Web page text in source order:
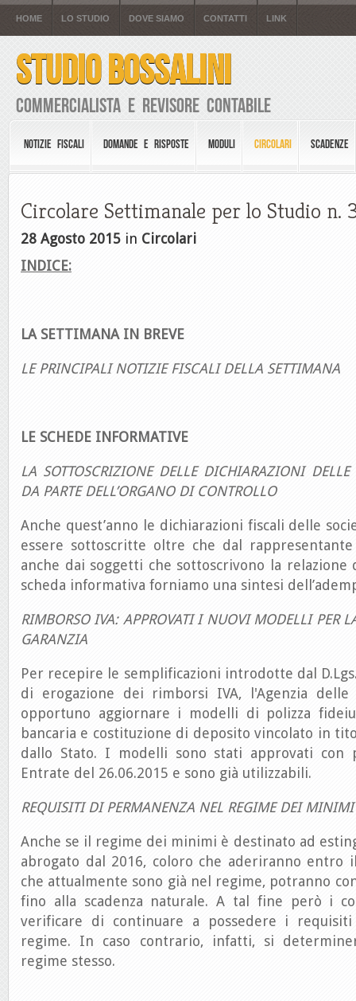
HOME LO STUDIO DOVE SIAMO CONTATTI LINK
STUDIO BOSSALINI
Commercialista e Revisore Contabile
NOTIZIE FISCALI DOMANDE E RISPOSTE MODULI CIRCOLARI SCADENZE
Circolare Settimanale per lo Studio n.
28 Agosto 2015 in Circolari
INDICE:
LA SETTIMANA IN BREVE
LE PRINCIPALI NOTIZIE FISCALI DELLA SETTIMANA
LE SCHEDE INFORMATIVE
LA SOTTOSCRIZIONE DELLE DICHIARAZIONI
DA PARTE DELL’ORGANO DI CONTROLLO
Anche quest’anno le dichiarazioni fiscali delle
essere sottoscritte oltre che dal
anche dai soggetti che sottoscrivono la relazione
scheda informativa forniamo una sintesi
RIMBORSO IVA: APPROVATI I NUOVI MODELLI PER
GARANZIA
Per recepire le semplificazioni introdotte dal
di erogazione dei rimborsi IVA, l'Agenzia
opportuno aggiornare i modelli di polizza
bancaria e costituzione di deposito vincolato in
dallo Stato. I modelli sono stati approvati con
Entrate del 26.06.2015 e sono già utilizzabili.
REQUISITI DI PERMANENZA NEL REGIME DEI MINIMI
Anche se il regime dei minimi è destinato ad
abrogato dal 2016, coloro che aderiranno entro
che attualmente sono già nel regime, potranno
fino alla scadenza naturale. A tal fine però i
verificare di continuare a possedere i
regime. In caso contrario, infatti, si
regime stesso.